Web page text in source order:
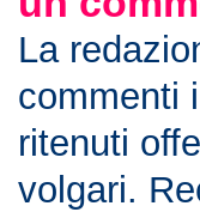
La
commenti
ritenuti
volgari.